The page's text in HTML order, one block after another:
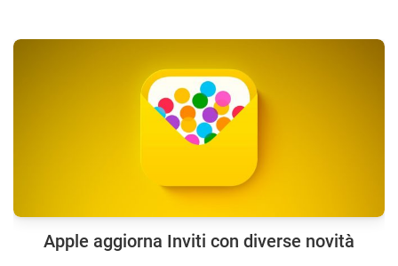
Apple aggiorna Inviti con diverse novità